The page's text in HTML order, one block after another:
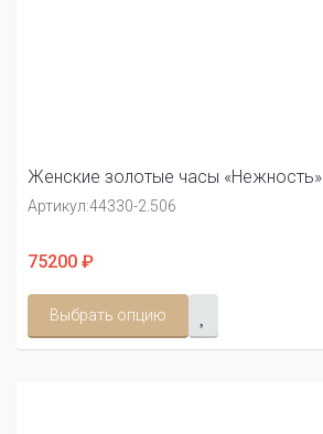
Женские золотые часы «Нежность»
Артикул:44330-2.506
75200 ₽
Выбрать опцию